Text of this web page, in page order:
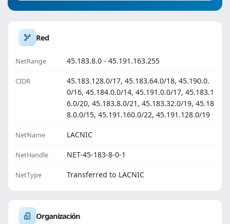
Red
NetRange 45.183.8.0 - 45.191.163.255
CIDR
45.183.128.0/17, 45.183.64.0/18, 45.190.0.
0/16, 45.184.0.0/14, 45.191.0.0/17, 45.183.1
6.0/20, 45.183.8.0/21, 45.183.32.0/19, 45.18
8.0.0/15, 45.191.160.0/22, 45.191.128.0/19
NetName LACNIC
NetHandle NET-45-183-8-0-1
NetType Transferred to LACNIC
Organización